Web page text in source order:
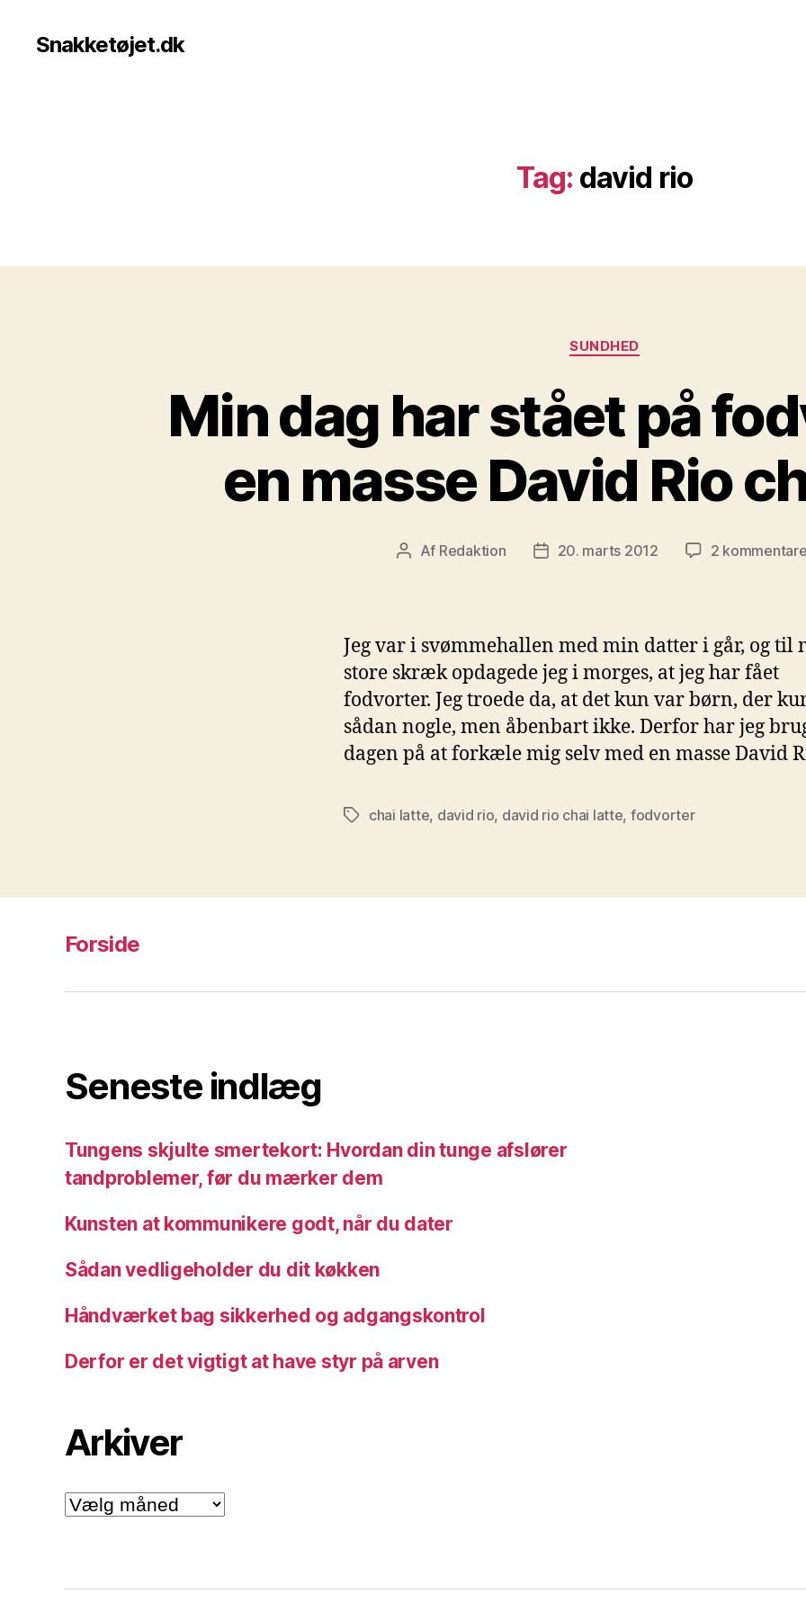
Snakketøjet.dk
Tag: david rio
Kategorier
SUNDHED
Min dag har stået på
en masse David Rio
Indlægsforfatter
Af Redaktion Indlægsdato
20. marts 2012 2
Jeg var i svømmehallen med min datter i går, og til
store skræk opdagede jeg i morges, at jeg har fået
fodvorter. Jeg troede da, at det kun var børn, der
sådan nogle, men åbenbart ikke. Derfor har jeg
dagen på at forkæle mig selv med en masse David
Tagschai latte, david rio, david rio chai latte, fodvorter
Forside
Seneste indlæg
Tungens skjulte smertekort: Hvordan din tunge afslører
tandproblemer, før du mærker dem
Kunsten at kommunikere godt, når du dater
Sådan vedligeholder du dit køkken
Håndværket bag sikkerhed og adgangskontrol
Derfor er det vigtigt at have styr på arven
Arkiver
Arkiver